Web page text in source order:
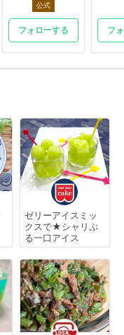
公式
フォローする フ
ゼリーアイスミッ
クスで★シャリぷ
る一口アイス